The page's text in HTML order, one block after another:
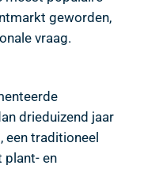
geworden,
vraag.
drieduizend jaar
een traditioneel
plant- en